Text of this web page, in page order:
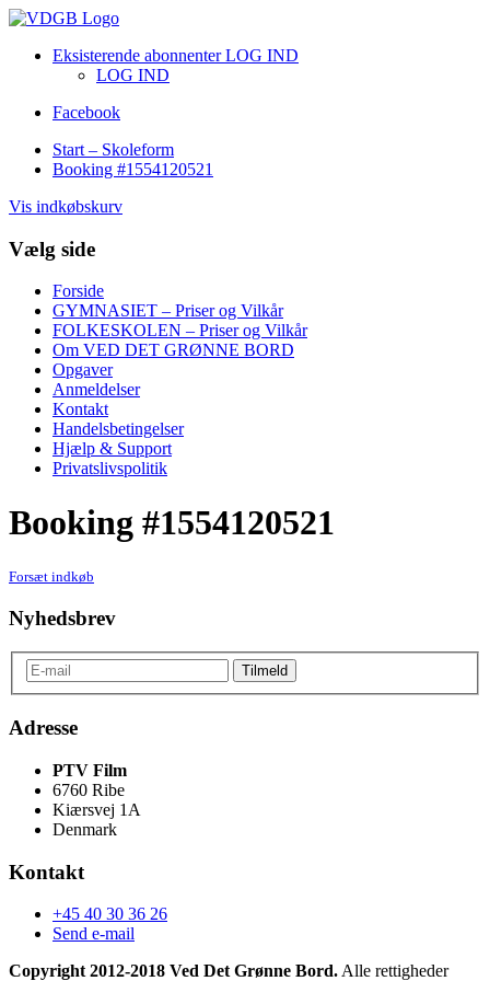
Eksisterende abonnenter LOG IND
LOG IND
Facebook
Start – Skoleform
Booking #1554120521
Vis indkøbskurv
Vælg side
Forside
GYMNASIET – Priser og Vilkår
FOLKESKOLEN – Priser og Vilkår
Om VED DET GRØNNE BORD
Opgaver
Anmeldelser
Kontakt
Handelsbetingelser
Hjælp & Support
Privatslivspolitik
Booking #1554120521
Forsæt indkøb
Nyhedsbrev
Adresse
PTV Film
6760 Ribe
Kiærsvej 1A
Denmark
Kontakt
+45 40 30 36 26
Send e-mail
Copyright 2012-2018 Ved Det Grønne Bord. Alle rettigheder